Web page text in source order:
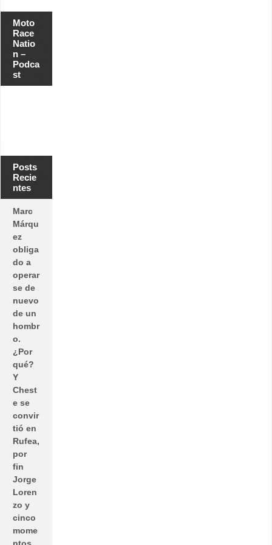
Moto
Race
Natio
n –
Podca
st
Posts
Recie
ntes
Marc
Márqu
ez
obliga
do a
operar
se de
nuevo
de un
hombr
o.
¿Por
qué?
Y
Chest
e se
convir
tió en
Rufea,
por
fin
Jorge
Loren
zo y
cinco
mome
ntos